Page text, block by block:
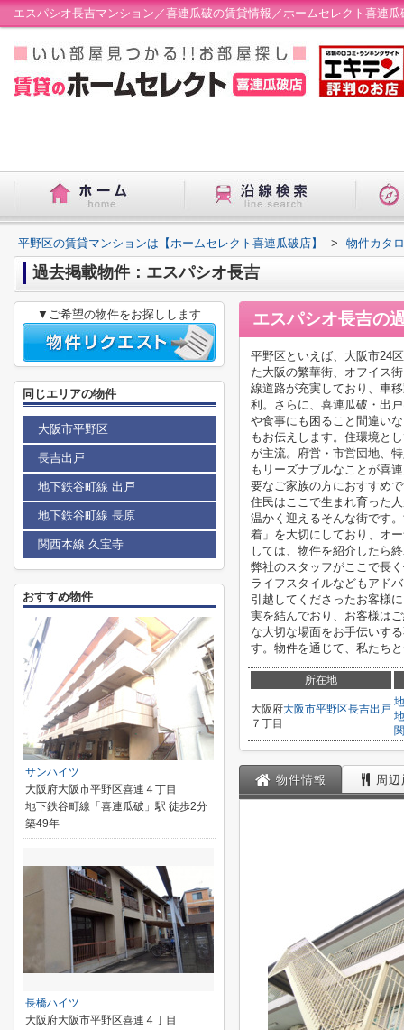
エスパシオ長吉マンション／喜連瓜破の賃貸情報／ホームセレクト喜連瓜
平野区の賃貸マンションは【ホームセレクト喜連瓜破店】 > 物件カタ
過去掲載物件：エスパシオ長吉
エスパシオ長吉の
平野区といえば、大阪市24
た大阪の繁華街、オフイス
線道路が充実しており、車
利。さらに、喜連瓜破・出
や食事にも困ること間違い
もお伝えします。住環境と
が主流。府営・市営団地、
もリーズナブルなことが喜
要なご家族の方におすすめ
住民はここで生まれ育った
温かく迎えるそんな街です
着」を大切にしており、オ
しては、物件を紹介したら
弊社のスタッフがここで長
ライフスタイルなどもアド
引越してくださったお客様
実を結んでおり、お客様は
な大切な場面をお手伝いす
す。物件を通じて、私たち
所在地
大阪府大阪市平野区長吉出戸
７丁目
物件情報 周
▼ご希望の物件をお探しします
同じエリアの物件
大阪市平野区
長吉出戸
地下鉄谷町線 出戸
地下鉄谷町線 長原
関西本線 久宝寺
おすすめ物件
サンハイツ
大阪府大阪市平野区喜連４丁目
地下鉄谷町線「喜連瓜破」駅 徒歩2分
築49年
長橋ハイツ
大阪府大阪市平野区喜連４丁目